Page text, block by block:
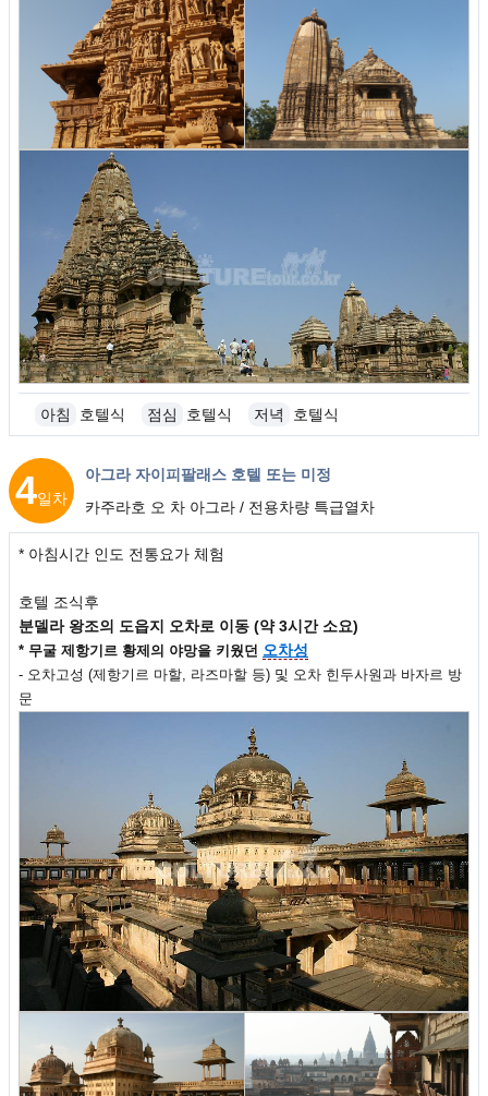
아침 호텔식 점심 호텔식 저녁 호텔식
4일차
아그라 자이피팔래스 호텔 또는 미정
카주라호 오 차 아그라 / 전용차량 특급열차
* 아침시간 인도 전통요가 체험
호텔 조식후
분델라 왕조의 도읍지 오차로 이동 (약 3시간 소요)
* 무굴 제항기르 황제의 야망을 키웠던 오차성
- 오차고성 (제항기르 마할, 라즈마할 등) 및 오차 힌두사원과 바자르 방
문